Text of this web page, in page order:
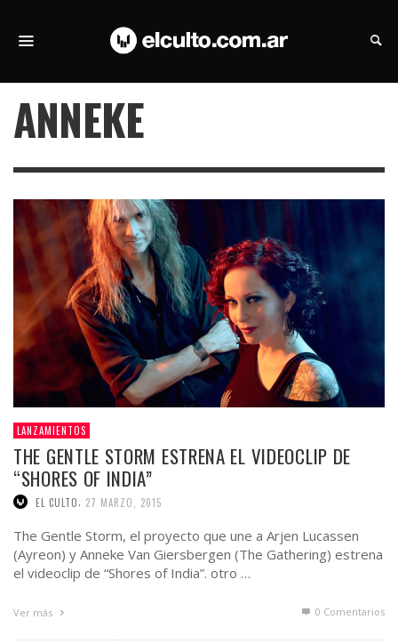
ANNEKE
LANZAMIENTOS
THE GENTLE STORM ESTRENA EL VIDEOCLIP DE
“SHORES OF INDIA”
EL CULTO 27 MARZO, 2015
The Gentle Storm, el proyecto que une a Arjen Lucassen
(Ayreon) y Anneke Van Giersbergen (The Gathering) estrena
el videoclip de “Shores of India”. otro …
Ver más 0 Comentarios